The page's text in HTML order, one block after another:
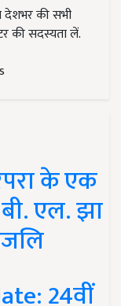
देशभर की सभी
की सदस्यता लें.
के एक
एल. झा
24वीं